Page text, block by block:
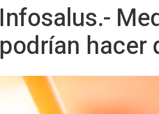
Infosalus.-
podrían hacer